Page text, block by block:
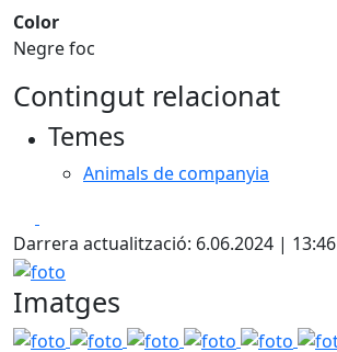
Color
Negre foc
Contingut relacionat
Temes
Animals de companyia
Darrera actualització: 6.06.2024 | 13:46
foto
Imatges
foto foto foto foto foto foto